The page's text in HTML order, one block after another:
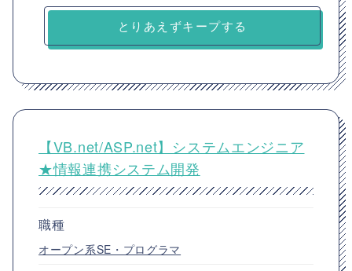
とりあえずキープする
【VB.net/ASP.net】システムエンジニア
★情報連携システム開発
職種
オープン系SE・プログラマ